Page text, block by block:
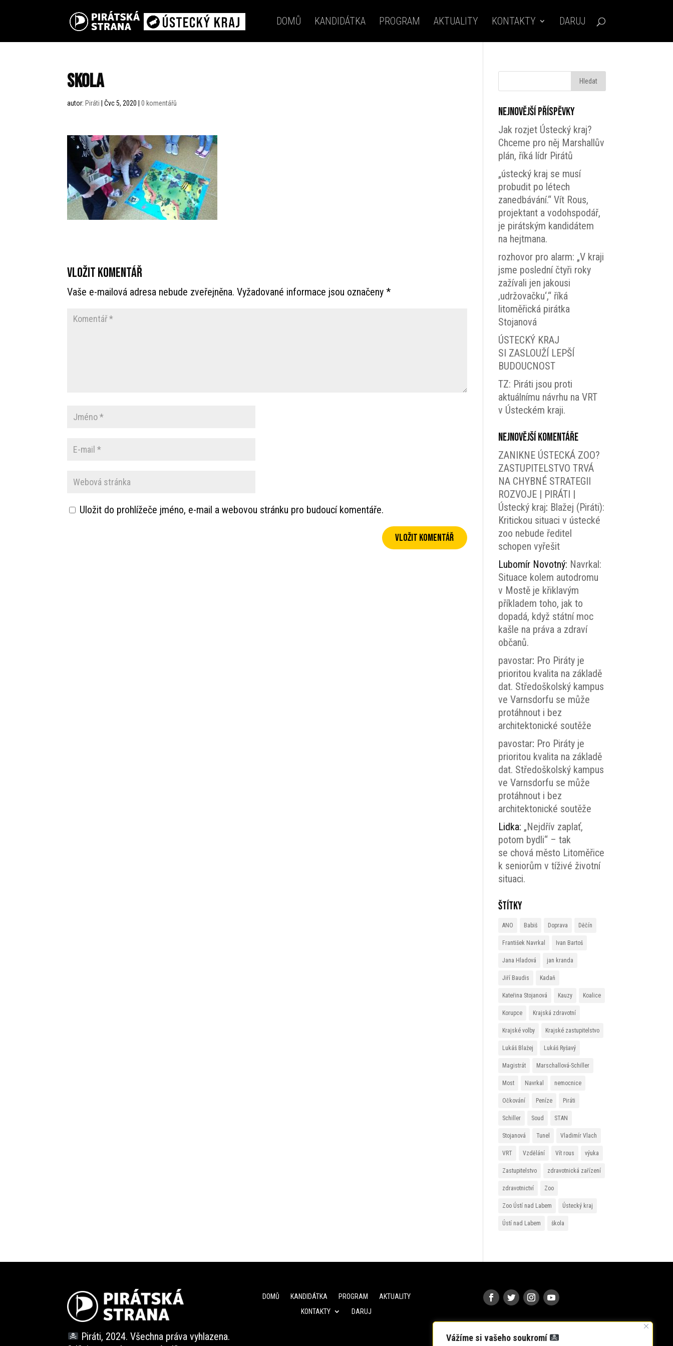
Vážíme si vašeho soukromí
DOMŮ KANDIDÁTKA PROGRAM AKTUALITY KONTAKTY DARUJ
Skola
autor: Piráti |Čvc 5, 2020 |0 komentářů
Vložit komentář
Vaše e-mailová adresa nebude zveřejněna. Vyžadované informace jsou označeny*
Uložit do prohlížeče jméno, e-mail a webovou stránku pro budoucí komentáře.
Nejnovější příspěvky
Jak rozjet Ústecký kraj?
Chceme pro něj Marshallův
plán, říká lídr Pirátů
„ústecký kraj se musí
probudit po létech
zanedbávání.“ Vít Rous,
projektant a vodohspodář,
je pirátským kandidátem
na hejtmana.
rozhovor pro alarm: „V kraji
jsme poslední čtyři roky
zažívali jen jakousi
‚udržovačku‘,“ říká
litoměřická pirátka
Stojanová
ÚSTECKÝ KRAJ
SI ZASLOUŽÍ LEPŠÍ
BUDOUCNOST
TZ: Piráti jsou proti
aktuálnímu návrhu na VRT
v Ústeckém kraji.
Nejnovější komentáře
ZANIKNE ÚSTECKÁ ZOO?
ZASTUPITELSTVO TRVÁ
NA CHYBNÉ STRATEGII
ROZVOJE | PIRÁTI |
Ústecký kraj: Blažej (Piráti):
Kritickou situaci v ústecké
zoo nebude ředitel
schopen vyřešit
Lubomír Novotný: Navrkal:
Situace kolem autodromu
v Mostě je křiklavým
příkladem toho, jak to
dopadá, když státní moc
kašle na práva a zdraví
občanů.
pavostar: Pro Piráty je
prioritou kvalita na základě
dat. Středoškolský kampus
ve Varnsdorfu se může
protáhnout i bez
architektonické soutěže
pavostar: Pro Piráty je
prioritou kvalita na základě
dat. Středoškolský kampus
ve Varnsdorfu se může
protáhnout i bez
architektonické soutěže
Lidka: „Nejdřív zaplať,
potom bydli“ – tak
se chová město Litoměřice
k seniorům v tíživé životní
situaci.
Štítky
ANO Babiš Doprava Děčín
František Navrkal Ivan Bartoš
Jana Hladová jan kranda
Jiří Baudis Kadaň
Kateřina Stojanová Kauzy Koalice
Korupce Krajská zdravotní
Krajské volby Krajské zastupitelstvo
Lukáš Blažej Lukáš Ryšavý
Magistrát Marschallová-Schiller
Most Navrkal nemocnice
Očkování Peníze Piráti
Schiller Soud STAN
Stojanová Tunel Vladimír Vlach
VRT Vzdělání Vít rous výuka
Zastupitelstvo zdravotnická zařízení
zdravotnictví Zoo
Zoo Ústí nad Labem Ústecký kraj
Ústí nad Labem škola
Piráti, 2024. Všechna práva vyhlazena.
DOMŮ KANDIDÁTKA PROGRAM
AKTUALITY
KONTAKTY
DARUJ